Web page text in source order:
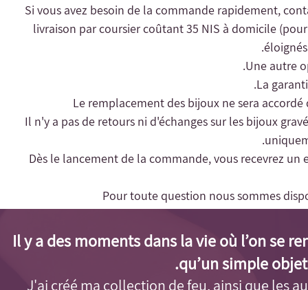
livraison par coursier coûtant 35 NIS à domicile
Une autre
- Il n'y a pas de retours ni d'échanges sur les bijoux
- Dès le lancement de la commande, vous recevrez
Pour toute question nous sommes
Il y a des moments dans la vie où l’on se
qu’un simple
J'ai créé ma collection de feu, ainsi que les